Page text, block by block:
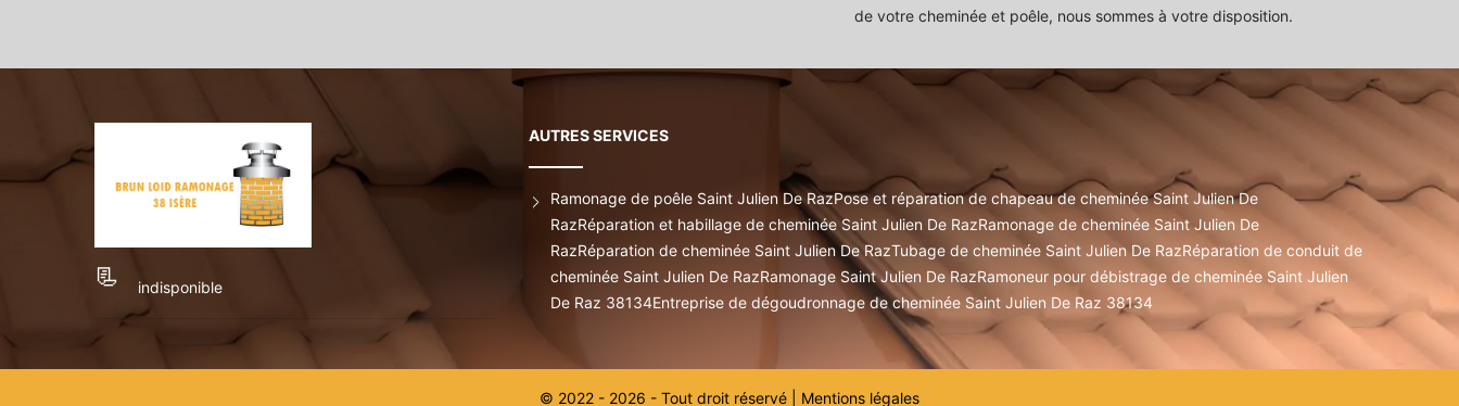
de votre cheminée et poêle, nous sommes à votre disposition.
indisponible
AUTRES SERVICES
Ramonage de poêle Saint Julien De RazPose et réparation de chapeau de cheminée Saint Julien De
RazRéparation et habillage de cheminée Saint Julien De RazRamonage de cheminée Saint Julien De
RazRéparation de cheminée Saint Julien De RazTubage de cheminée Saint Julien De RazRéparation de conduit de
cheminée Saint Julien De RazRamonage Saint Julien De RazRamoneur pour débistrage de cheminée Saint Julien
De Raz 38134Entreprise de dégoudronnage de cheminée Saint Julien De Raz 38134
© 2022 - 2026 - Tout droit réservé | Mentions légales